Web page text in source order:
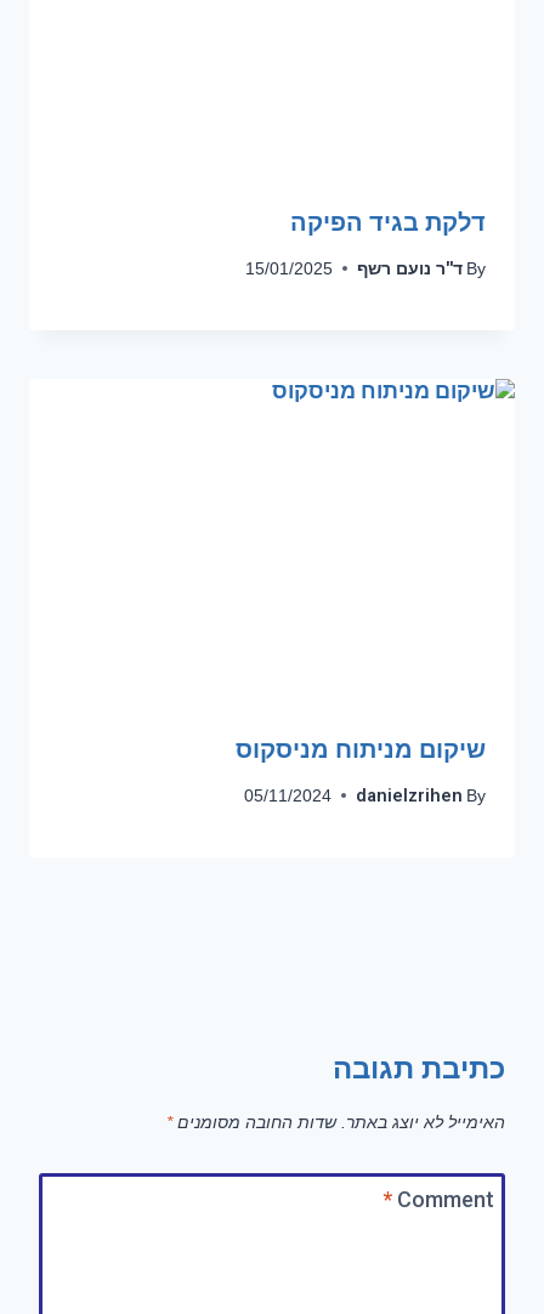
דלקת בגיד הפיקה
By ד''ר נועם רשף 15/01/2025
שיקום מניתוח מניסקוס
By
danielzrihen
05/11/2024
כתיבת תגובה
האימייל לא יוצג באתר. שדות החובה מסומנים*
Comment
*